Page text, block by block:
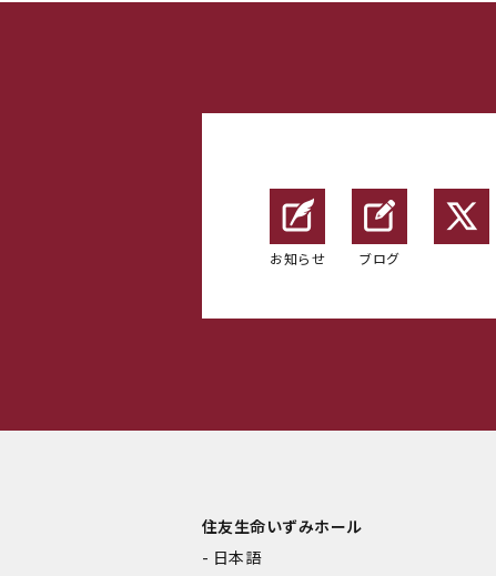
お知らせ ブログ
住友生命いずみホール
日本語